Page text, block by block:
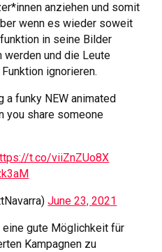
anziehen und somit
wenn es wieder soweit
in seine Bilder
werden und die Leute
ignorieren.
funky NEW animated
you share someone
t.co/viiZnZUo8X
June 23, 2021
eine gute Möglichkeit für
Kampagnen zu